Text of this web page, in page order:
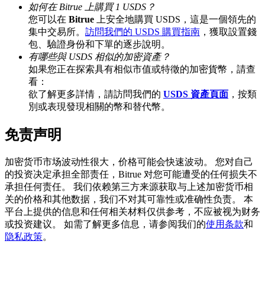
BTC 專享獎勵
充值並交易BTC瓜分 25,000 USDT 獎池！
充值CASHCAT & 赢取
瓜分 500000 CASHCAT 獎池
如何在 Bitrue 上購買 1 USDS？
您可以在 Bitrue 上安全地購買 USDS，這是一個領先的
集中交易所。 訪問我們的 USDS 購買指南 ，獲取設置錢
包、驗證身份和下單的逐步說明。
有哪些與 USDS 相似的加密資產？
如果您正在探索具有相似市值或特徵的加密貨幣，請查
看：
欲了解更多詳情，請訪問我們的 USDS 資產頁面 ，按類
別或表現發現相關的幣和替代幣。
免责声明
加密货币市场波动性很大，价格可能会快速波动。 您对自己
的投资决定承担全部责任，Bitrue 对您可能遭受的任何损失不
承担任何责任。 我们依赖第三方来源获取与上述加密货币相
关的价格和其他数据，我们不对其可靠性或准确性负责。 本
平台上提供的信息和任何相关材料仅供参考，不应被视为财务
或投资建议。 如需了解更多信息，请参阅我们的使用条款和
隐私政策。